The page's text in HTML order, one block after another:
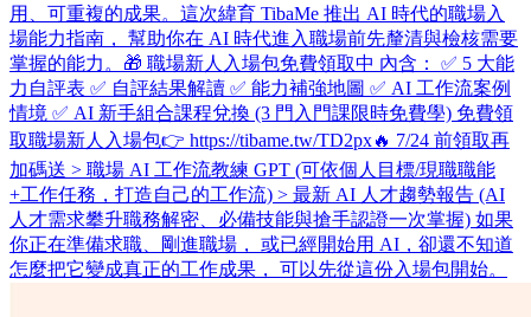
用、可重複的成果。 ​ 這次緯育 TibaMe 推出 AI 時代的職場入
場能力指南， 幫助你在 AI 時代進入職場前先釐清與檢核需要
掌握的能力。 ​ 🎁 職場新人入場包免費領取中 內含： ✅ 5 大能
力自評表 ✅ 自評結果解讀 ✅ 能力補強地圖 ✅ AI 工作流案例
情境 ✅ AI 新手組合課程兌換 (3 門入門課限時免費學) 免費領
取職場新人入場包👉 https://tibame.tw/TD2px ​ 🔥 7/24 前領取再
加碼送 > 職場 AI 工作流教練 GPT (可依個人目標/現職職能
+工作任務，打造自己的工作流) > 最新 AI 人才趨勢報告 (AI
人才需求攀升職務解密、必備技能與搶手認證一次掌握) 如果
你正在準備求職、剛進職場， 或已經開始用 AI，卻還不知道
怎麼把它變成真正的工作成果， 可以先從這份入場包開始。 ​